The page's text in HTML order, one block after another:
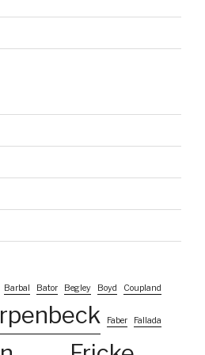
Barbal Bator Begley Boyd Coupland
Faber Fallada